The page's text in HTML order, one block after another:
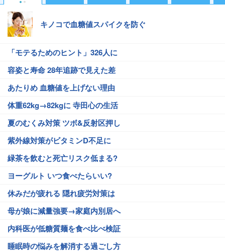
キノコで血糖値スパイクを防ぐ
「モテるためのヒント」326人に
容姿と寿命 28年追跡で見えた差
あたりめ 血糖値を上げない理由
体重62kg→82kgに 寺田心の生活
夏のむくみ対策 ツボ&反射区押し
紫外線対策がビタミンD不足に
緑茶を飲むと死亡リスク低まる?
ヨーグルト いつ食べたらいい?
休みだが疲れる 隠れ疲労対策は
母が娘に減量強要→家庭内別居へ
内科医が低糖質麺を食べ比べ検証
睡眠時の悩みを解消する過ごし方